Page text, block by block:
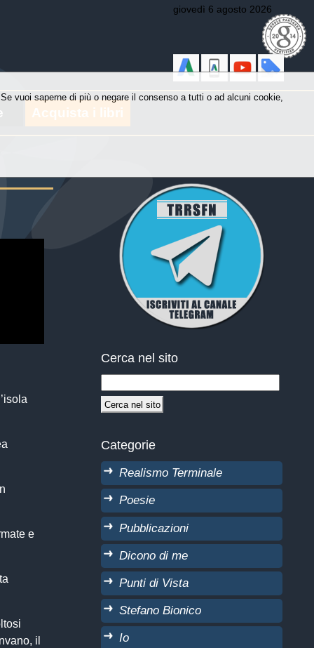
giovedì 6 agosto 2026
Acquista i libri
e
il
Cerca nel sito
Categorie
Realismo Terminale
Poesie
Pubblicazioni
Dicono di me
Punti di Vista
Stefano Bionico
Io
vuoi saperne di più o negare il consenso a tutti o ad alcuni cookie,